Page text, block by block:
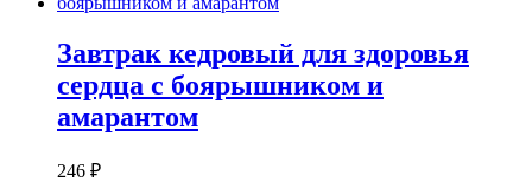
Завтрак кедровый для здоровья
сердца с боярышником и
амарантом
246 ₽